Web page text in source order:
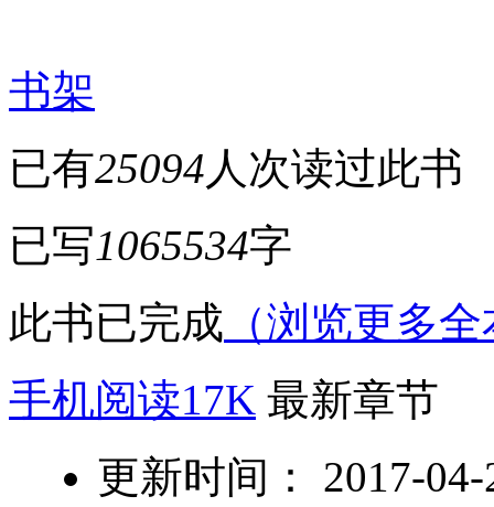
书架
已有25094人次读过此书
已写1065534字
此书已完成 （浏览更多
手机阅读17K 最新章节
更新时间： 2017-